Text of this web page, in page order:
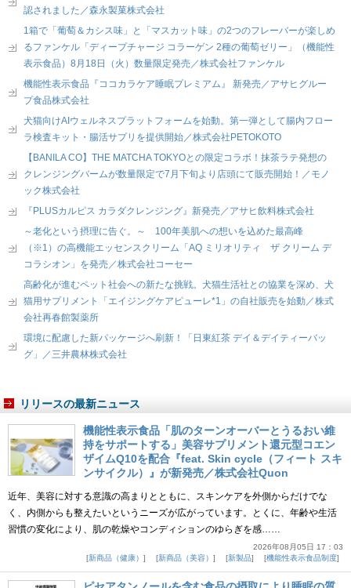
認されました／森永製菓株式会社
1箱で「葡萄＆カシス味」と「マスカット味」の2つのフレーバーが楽しめ
るファンケル「ディープチャージ コラーゲン 2種の葡萄ゼリー」（機能性
表示食品）8月18日（火）数量限定発売／株式会社ファンケル
機能性表示食品『ココカラケア睡眠プレミアム』 新発売／アサヒグルー
プ食品株式会社
犬猫向けAIウェルネスプラットフォームを始動。第一弾として腸内フロー
ラ検査キット・腸活サプリを提供開始／株式会社PETOKOTO
【BANILA CO】THE MATCHA TOKYOとの限定コラボ！抹茶ラテ発想の
クレンジングバームが数量限定で7月下旬より店頭にて販売開始！／モノ
ック株式会社
『PLUSカルピス カラダクレンジング』新発売／アサヒ飲料株式会社
～老化という摂理に告ぐ。～ 100年美肌への想いを込めた最高峰
（※1）の高機能エッセンスクリーム「AQ ミリオリティ ザ クリーム デ
コラシオン」を発売／株式会社コーセー
高齢化が進むペット社会への新たな挑戦。犬猫生活社との協業を深め、犬
猫用サプリメント「エイジングケアピューレ*1」の自社販売を始動／株式
会社再春館製薬所
環境に配慮した新パッケージへ刷新！「日東紅茶 デイ＆デイティーバッ
グ」／三井農林株式会社
リリースの最新ニュース
機能性表示食品「肌のターンオーバーとうるおい維
持をサポートする」美容サプリメント還元型コエン
ザイムQ10を配合『feat. Skin cycle（フィート スキ
ンサイクル）』が新発売／株式会社Quon
近年、美容に対する意識の高まりとともに、スキンケアを外側からだけでな
く、内側からも整えたいというニーズが広がっています。とくに、年齢や生活
習慣の変化により、肌の乾燥やコンディションのゆらぎを感……
2026年08月05日 17：03
新商品（健康）
新商品（美容） 新製品 機能性表示食品制度